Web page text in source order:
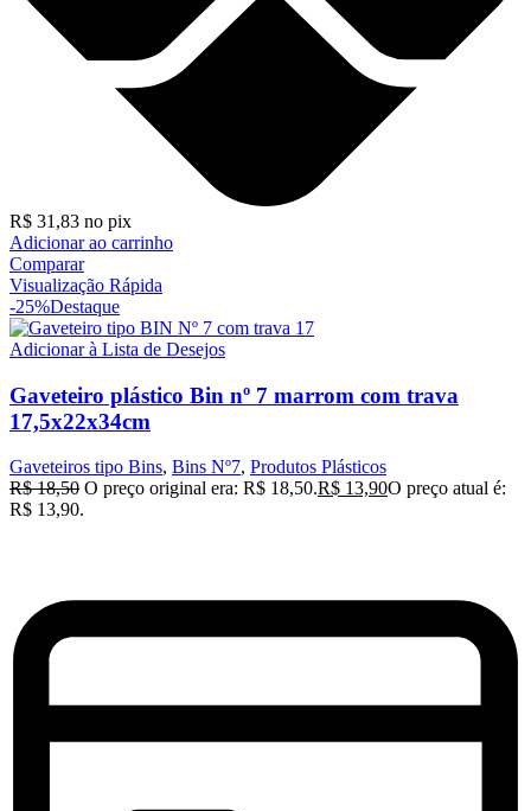
R$ 31,83 no pix
Adicionar ao carrinho
Comparar
Visualização Rápida
-25%Destaque
Adicionar à Lista de Desejos
Gaveteiro plástico Bin nº 7 marrom com trava
17,5x22x34cm
Gaveteiros tipo Bins, Bins Nº7, Produtos Plásticos
R$18,50 O preço original era: R$ 18,50.R$ 13,90O preço atual é:
R$ 13,90.